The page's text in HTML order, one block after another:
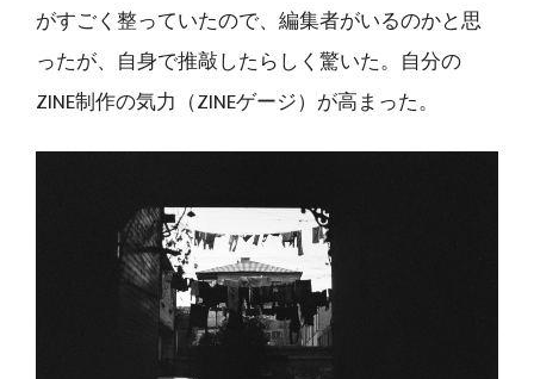
がすごく整っていたので、編集者がいるのかと思
ったが、自身で推敲したらしく驚いた。自分の
ZINE制作の気力（ZINEゲージ）が高まった。